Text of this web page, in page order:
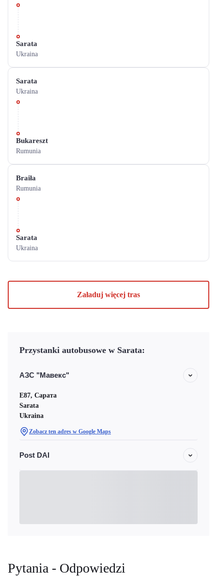
Sarata
Ukraina
Sarata
Ukraina
Bukareszt
Rumunia
Braiła
Rumunia
Sarata
Ukraina
Załaduj więcej tras
Przystanki autobusowe w Sarata:
АЗС "Мавекс"
Е87, Сарата
Sarata
Ukraina
Zobacz ten adres w Google Maps
Post DAI
Pytania - Odpowiedzi